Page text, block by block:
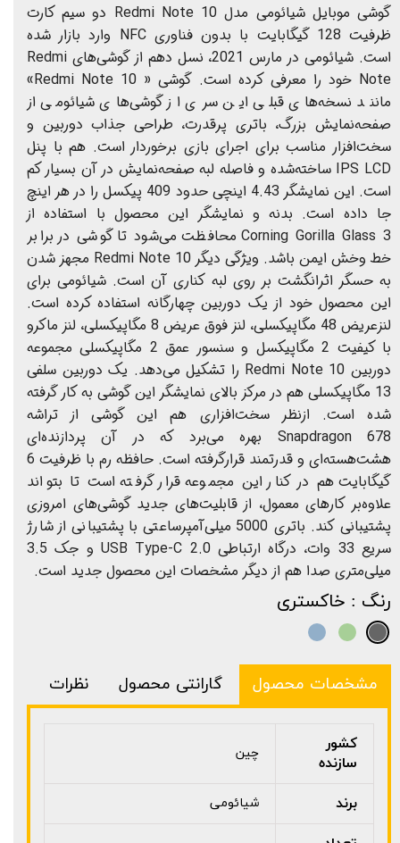
گوشی موبایل شیائومی مدل Redmi Note 10 دو سیم‌ کارت
ظرفیت 128 گیگابایت با بدون فناوری NFC وارد بازار شده
است. شیائومی در مارس 2021، نسل دهم از گوشی‌های Redmi
Note خود را معرفی کرده است. گوشی « Redmi Note 10»
مانند نسخه‌های قبلی این سری از گوشی‌های شیائومی از
صفحه‌نمایش بزرگ، باتری پرقدرت، طراحی جذاب دوربین و
سخت‌افزار مناسب برای اجرای بازی برخوردار است. هم با پنل
IPS LCD ساخته‌شده و فاصله لبه صفحه‌نمایش در آن بسیار کم
است. این نمایشگر 4.43 اینچی حدود 409 پیکسل را در هر اینچ
جا داده است. بدنه و نمایشگر این محصول با استفاده از
Corning Gorilla Glass 3 محافظت می‌شود تا گوشی در برابر
خط ‌وخش ایمن باشد. ویژگی دیگر Redmi Note 10 مجهز شدن
به حسگر اثرانگشت بر روی لبه کناری آن است. شیائومی برای
این محصول خود از یک دوربین چهارگانه استفاده کرده است.
لنزعریض 48 مگاپیکسلی، لنز فوق عریض 8 مگاپیکسلی، لنز ماکرو
با کیفیت 2 مگاپیکسل و سنسور عمق 2 مگاپیکسلی مجموعه
دوربین Redmi Note 10 را تشکیل می‌دهد. یک دوربین سلفی
13 مگاپیکسلی هم در مرکز بالای نمایشگر این گوشی به کار گرفته
شده است. ازنظر سخت‌افزاری هم این گوشی از تراشه
Snapdragon 678 بهره می‌برد که در آن پردازنده‌ای
هشت‌هسته‌ا‌ی و قدرتمند قرارگرفته است. حافظه رم با ظرفیت 6
گیگابایت هم در کنار این مجموعه قرار گرفته است تا بتواند
علاوه‌بر کارهای معمول، از قابلیت‌های جدید گوشی‌های امروزی
پشتیبانی کند. باتری 5000 میلی‌آمپرساعتی با پشتیبانی از شارژ
سریع 33 وات، درگاه ارتباطی USB Type-C 2.0 و جک 3.5
میلی‌متری صدا هم از دیگر مشخصات این محصول جدید است.
رنگ : خاکستری
مشخصات محصول گارانتی محصول نظرات
کشور
سازنده
چین
برند شیائومی